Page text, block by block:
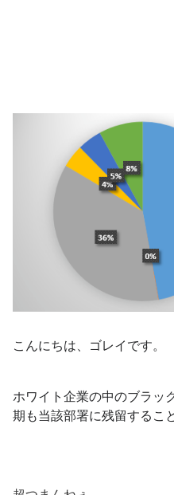
こんにちは、ゴレイです。
ホワイト企業の中のブラッ
期も当該部署に残留するこ